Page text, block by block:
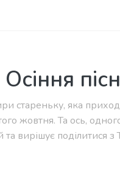
стареньку, яка
жовтня. Та ось,
та вирішує поділитися